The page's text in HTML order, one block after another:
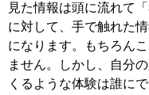
見た情報は頭に流れて
に対して、手で触れた
になります。もちろん
ません。しかし、自分
くるような体験は誰に